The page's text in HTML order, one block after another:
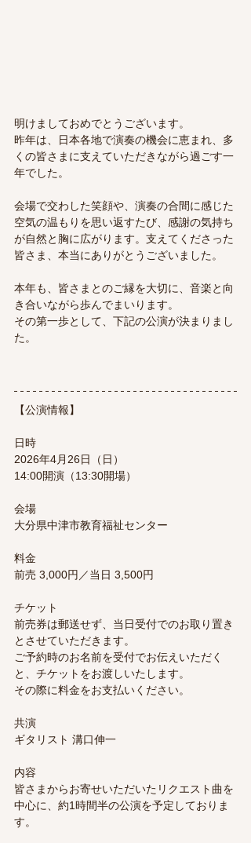
明けましておめでとうございます。
昨年は、日本各地で演奏の機会に恵まれ、多
くの皆さまに支えていただきながら過ごす一
年でした。
会場で交わした笑顔や、演奏の合間に感じた
空気の温もりを思い返すたび、感謝の気持ち
が自然と胸に広がります。支えてくださった
皆さま、本当にありがとうございました。
本年も、皆さまとのご縁を大切に、音楽と向
き合いながら歩んでまいります。
その第一歩として、下記の公演が決まりまし
た。
【公演情報】
日時
2026年4月26日（日）
14:00開演（13:30開場）
会場
大分県中津市教育福祉センター
料金
前売 3,000円／当日 3,500円
チケット
前売券は郵送せず、当日受付でのお取り置き
とさせていただきます。
ご予約時のお名前を受付でお伝えいただく
と、チケットをお渡しいたします。
その際に料金をお支払いください。
共演
ギタリスト 溝口伸一
内容
皆さまからお寄せいただいたリクエスト曲を
中心に、約1時間半の公演を予定しておりま
す。